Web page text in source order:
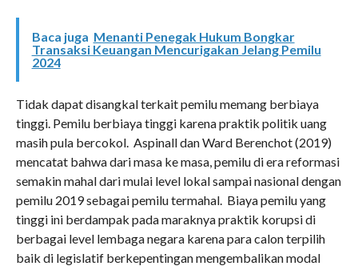
Baca juga Menanti Penegak Hukum Bongkar
Transaksi Keuangan Mencurigakan Jelang Pemilu
2024
Tidak dapat disangkal terkait pemilu memang berbiaya
tinggi. Pemilu berbiaya tinggi karena praktik politik uang
masih pula bercokol. Aspinall dan Ward Berenchot (2019)
mencatat bahwa dari masa ke masa, pemilu di era reformasi
semakin mahal dari mulai level lokal sampai nasional dengan
pemilu 2019 sebagai pemilu termahal. Biaya pemilu yang
tinggi ini berdampak pada maraknya praktik korupsi di
berbagai level lembaga negara karena para calon terpilih
baik di legislatif berkepentingan mengembalikan modal